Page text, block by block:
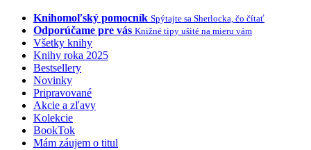
Knihomoľský pomocník Spýtajte sa Sherlocka, čo čítať
Odporúčame pre vás Knižné tipy ušité na mieru vám
Všetky knihy
Knihy roka 2025
Bestsellery
Novinky
Pripravované
Akcie a zľavy
Kolekcie
BookTok
Mám záujem o titul